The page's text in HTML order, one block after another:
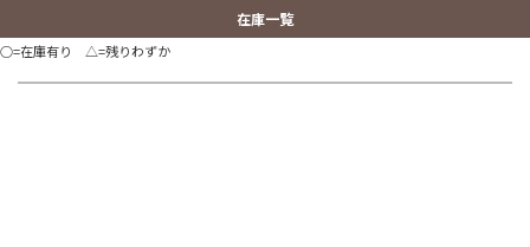
在庫一覧
○=在庫有り △=残りわずか